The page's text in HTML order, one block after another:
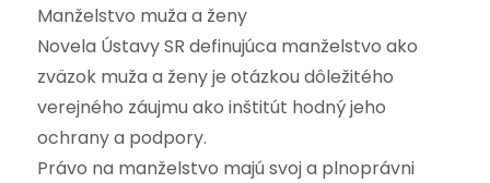
Manželstvo muža a ženy
Novela Ústavy SR definujúca manželstvo ako
zväzok muža a ženy je otázkou dôležitého
verejného záujmu ako inštitút hodný jeho
ochrany a podpory.
Právo na manželstvo majú svoj a plnoprávni